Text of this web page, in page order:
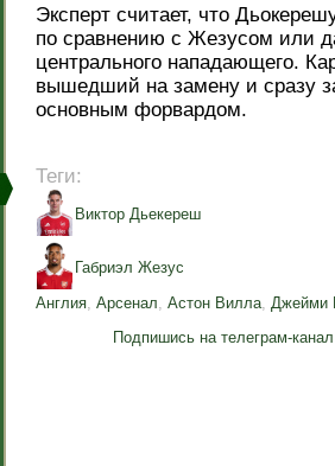
Эксперт считает, что
по сравнению с Жезусом или
центрального нападающего.
вышедший на замену и сразу
основным форвардом.
Теги:
Виктор Дьекереш
Габриэл Жезус
Англия, Арсенал, Астон Вилла, Джейми
Подпишись на телеграм-